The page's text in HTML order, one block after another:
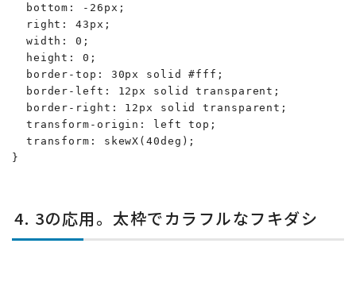
  bottom: -26px;
  right: 43px;
  width: 0;
  height: 0;
  border-top: 30px solid #fff;
  border-left: 12px solid transparent;
  border-right: 12px solid transparent;
  transform-origin: left top;
  transform: skewX(40deg);
}
4. 3の応用。太枠でカラフルなフキダシ